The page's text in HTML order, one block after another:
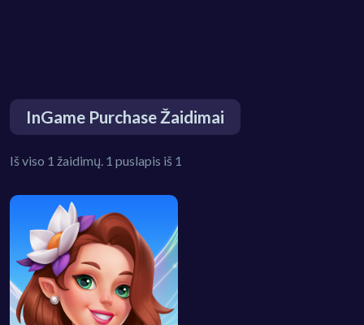
InGame Purchase Žaidimai
Iš viso 1 žaidimų. 1 puslapis iš 1